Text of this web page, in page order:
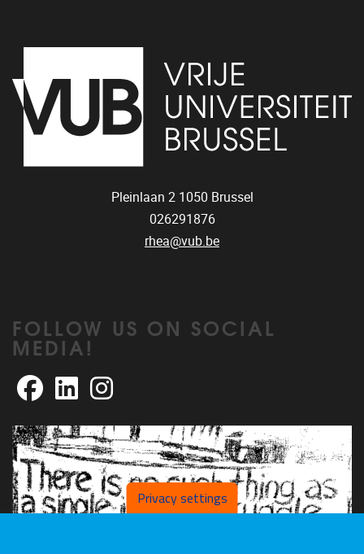
Pleinlaan 2 1050 Brussel
026291876
rhea@vub.be
FOLLOW US ON SOCIAL
MEDIA!
FacebookLinkedInInstagram
Privacy settings